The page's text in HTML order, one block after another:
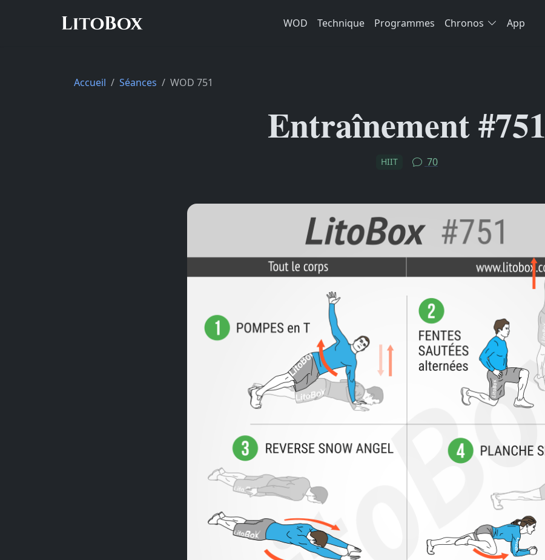
WOD Technique Programmes Chronos App
Accueil Séances WOD 751
Entraînement #751
HIIT 70